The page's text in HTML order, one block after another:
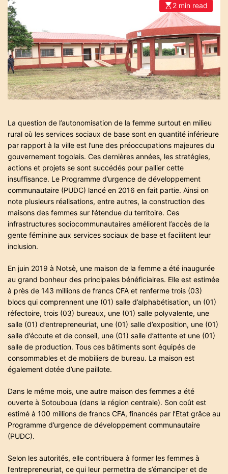
E
s
t
i
m
a
t
e
r
e
a
d
t
e
2 min read
La question de l’autonomisation de la femme surtout en milieu
rural où les services sociaux de base sont en quantité inférieure
par rapport à la ville est l’une des préoccupations majeures du
gouvernement togolais. Ces dernières années, les stratégies,
actions et projets se sont succédés pour pallier cette
insuffisance. Le Programme d’urgence de développement
communautaire (PUDC) lancé en 2016 en fait partie. Ainsi on
note plusieurs réalisations, entre autres, la construction des
maisons des femmes sur l’étendue du territoire. Ces
infrastructures sociocommunautaires améliorent l’accès de la
gente féminine aux services sociaux de base et facilitent leur
inclusion.
En juin 2019 à Notsè, une maison de la femme a été inaugurée
au grand bonheur des principales bénéficiaires. Elle est estimée
à près de 143 millions de francs CFA et renferme trois (03)
blocs qui comprennent une (01) salle d’alphabétisation, un (01)
réfectoire, trois (03) bureaux, une (01) salle polyvalente, une
salle (01) d’entrepreneuriat, une (01) salle d’exposition, une (01)
salle d’écoute et de conseil, une (01) salle d’attente et une (01)
salle de production. Tous ces bâtiments sont équipés de
consommables et de mobiliers de bureau. La maison est
également dotée d’une paillote.
Dans le même mois, une autre maison des femmes a été
ouverte à Sotouboua (dans la région centrale). Son coût est
estimé à 100 millions de francs CFA, financés par l’Etat grâce au
Programme d’urgence de développement communautaire
(PUDC).
Selon les autorités, elle contribuera à former les femmes à
l’entrepreneuriat, ce qui leur permettra de s’émanciper et de